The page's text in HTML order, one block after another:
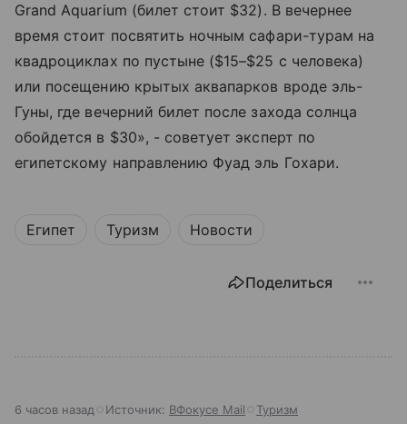
Grand Aquarium (билет стоит $32). В вечернее
время стоит посвятить ночным сафари-турам на
квадроциклах по пустыне ($15–$25 с человека)
или посещению крытых аквапарков вроде эль-
Гуны, где вечерний билет после захода солнца
обойдется в $30», - советует эксперт по
египетскому направлению Фуад эль Гохари.
Египет Туризм Новости
Поделиться
6 часов назад Источник: ВФокусе Mail Туризм